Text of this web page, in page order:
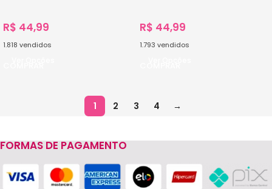
R$ 44,99
1.818 vendidos
R$ 44,99
1.793 vendidos
1 2 3 4 →
FORMAS DE PAGAMENTO